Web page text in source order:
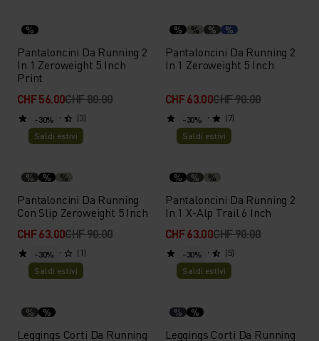
%
Pantaloncini Da Running 2
In 1 Zeroweight 5 Inch
Print
CHF 56.00CHF 80.00
(3)
% % % %
Pantaloncini Da Running 2
In 1 Zeroweight 5 Inch
CHF 63.00CHF 90.00
(7)
-30%
Saldi estivi
% % %
Pantaloncini Da Running
Con Slip Zeroweight 5 Inch
CHF 63.00CHF 90.00
(1)
-30%
Saldi estivi
% % %
Pantaloncini Da Running 2
In 1 X-Alp Trail 6 Inch
CHF 63.00CHF 90.00
(5)
-30%
Saldi estivi
% %
Leggings Corti Da Running
-30%
Saldi estivi
% %
Leggings Corti Da Running